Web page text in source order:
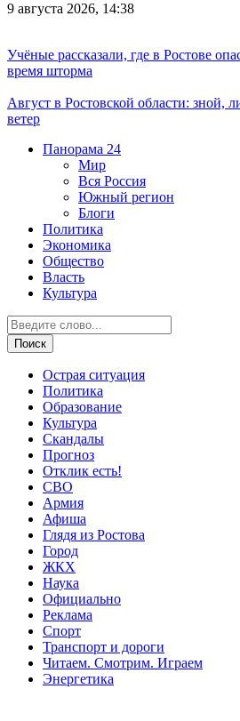
9 августа 2026, 14:38
Учёные рассказали, где в Ростове
время шторма
Август в Ростовской области: зной,
ветер
Панорама 24
Мир
Вся Россия
Южный регион
Блоги
Политика
Экономика
Общество
Власть
Культура
Острая ситуация
Политика
Образование
Культура
Скандалы
Прогноз
Отклик есть!
СВО
Армия
Афиша
Глядя из Ростова
Город
ЖКХ
Наука
Официально
Реклама
Спорт
Транспорт и дороги
Читаем. Смотрим. Играем
Энергетика